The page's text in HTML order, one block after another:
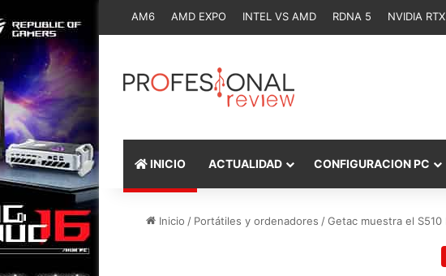
AM6 AMD EXPO INTEL VS AMD RDNA 5 NVIDIA
INICIO ACTUALIDAD CONFIGURACION PC
Inicio / Portátiles y ordenadores /Getac muestra el